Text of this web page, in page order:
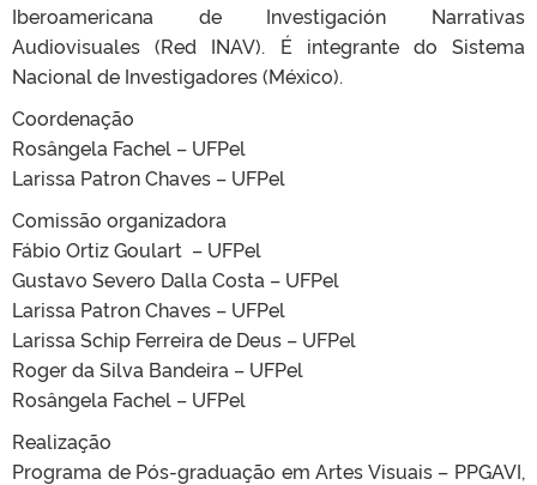
Iberoamericana de Investigación Narrativas
Audiovisuales (Red INAV). É integrante do Sistema
Nacional de Investigadores (México).
Coordenação
Rosângela Fachel – UFPel
Larissa Patron Chaves – UFPel
Comissão organizadora
Fábio Ortiz Goulart – UFPel
Gustavo Severo Dalla Costa – UFPel
Larissa Patron Chaves – UFPel
Larissa Schip Ferreira de Deus – UFPel
Roger da Silva Bandeira – UFPel
Rosângela Fachel – UFPel
Realização
Programa de Pós-graduação em Artes Visuais – PPGAVI,